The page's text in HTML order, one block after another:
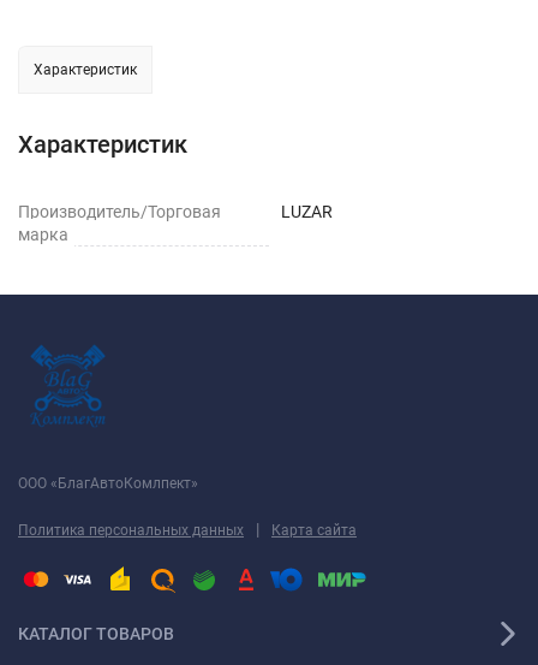
Характеристик
Характеристик
Производитель/Торговая
марка
LUZAR
ООО «БлагАвтоКомлпект»
Политика персональных данных | Карта сайта
КАТАЛОГ ТОВАРОВ